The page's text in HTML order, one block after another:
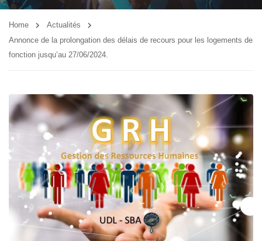
Home
Actualités
Annonce de la prolongation des délais de recours pour les logements de
fonction jusqu’au 27/06/2024.